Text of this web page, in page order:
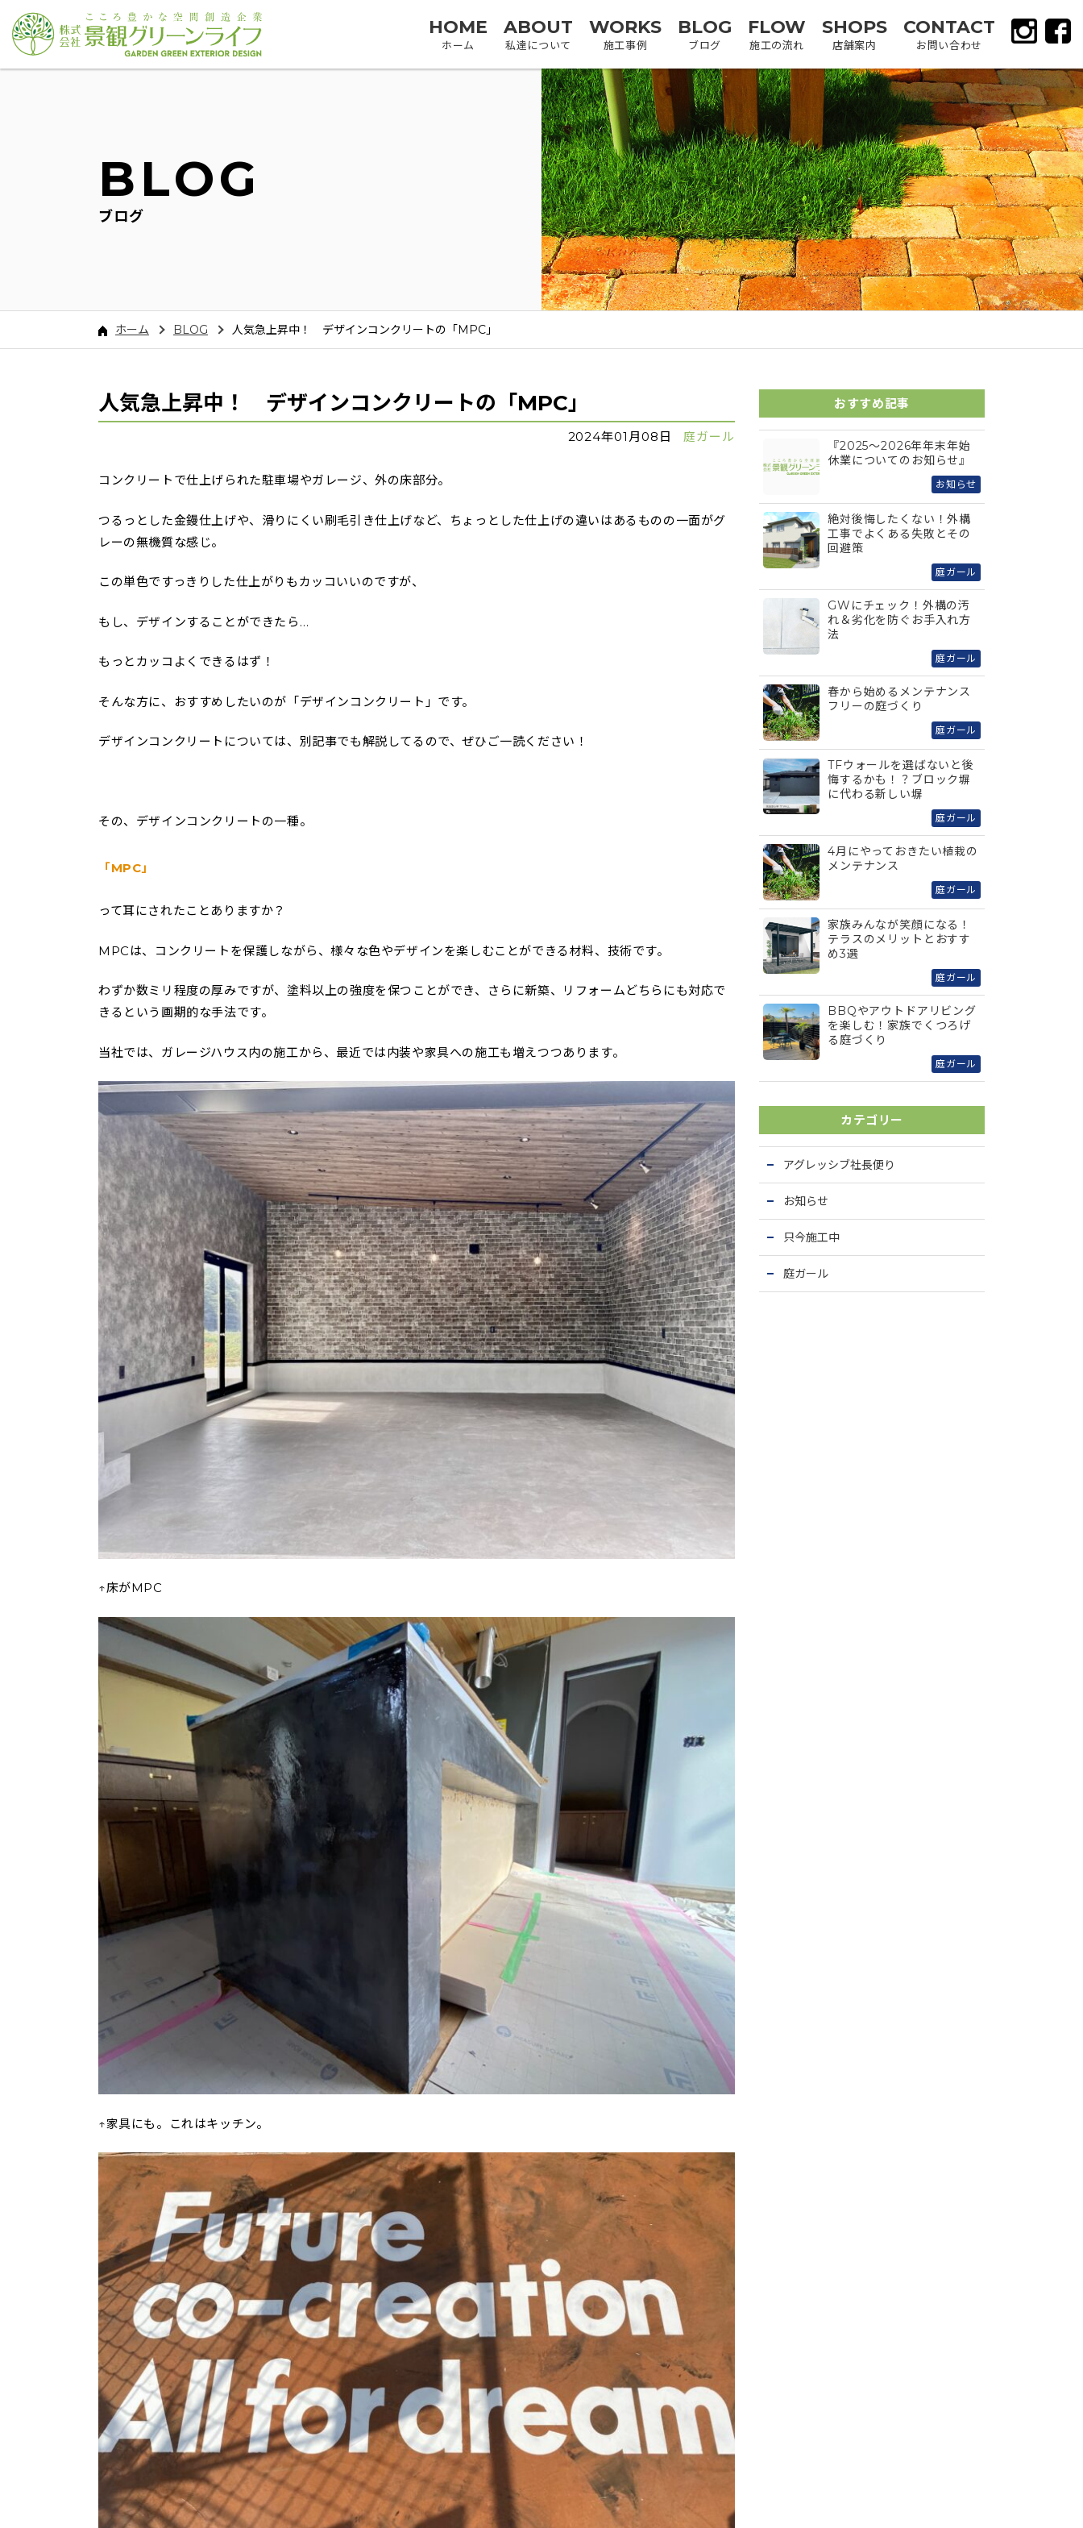
HOME
ホーム
ABOUT
私達について
WORKS
施工事例
BLOG
ブログ
FLOW
施工の流れ
SHOPS
店舗案内
CONTACT
お問い合わせ
BLOG
ブログ
ホーム BLOG 人気急上昇中！ デザインコンクリートの「MPC」
人気急上昇中！ デザインコンクリートの「MPC」
2024年01月08日 庭ガール
コンクリートで仕上げられた駐車場やガレージ、外の床部分。
つるっとした金鏝仕上げや、滑りにくい刷毛引き仕上げなど、ちょっとした仕上げの違いはあるものの一面がグ
レーの無機質な感じ。
この単色ですっきりした仕上がりもカッコいいのですが、
もし、デザインすることができたら…
もっとカッコよくできるはず！
そんな方に、おすすめしたいのが「デザインコンクリート」です。
デザインコンクリートについては、別記事でも解説してるので、ぜひご一読ください！
その、デザインコンクリートの一種。
「MPC」
って耳にされたことありますか？
MPCは、コンクリートを保護しながら、様々な色やデザインを楽しむことができる材料、技術です。
わずか数ミリ程度の厚みですが、塗料以上の強度を保つことができ、さらに新築、リフォームどちらにも対応で
きるという画期的な手法です。
当社では、ガレージハウス内の施工から、最近では内装や家具への施工も増えつつあります。
↑床がMPC
↑家具にも。これはキッチン。
おすすめ記事
『2025～2026年年末年始
休業についてのお知らせ』
お知らせ
絶対後悔したくない！外構
工事でよくある失敗とその
回避策
庭ガール
GWにチェック！外構の汚
れ＆劣化を防ぐお手入れ方
法
庭ガール
春から始めるメンテナンス
フリーの庭づくり
庭ガール
TFウォールを選ばないと後
悔するかも！？ブロック塀
に代わる新しい塀
庭ガール
4月にやっておきたい植栽の
メンテナンス
庭ガール
家族みんなが笑顔になる！
テラスのメリットとおすす
め3選
庭ガール
BBQやアウトドアリビング
を楽しむ！家族でくつろげ
る庭づくり
庭ガール
カテゴリー
アグレッシブ社長便り
お知らせ
只今施工中
庭ガール